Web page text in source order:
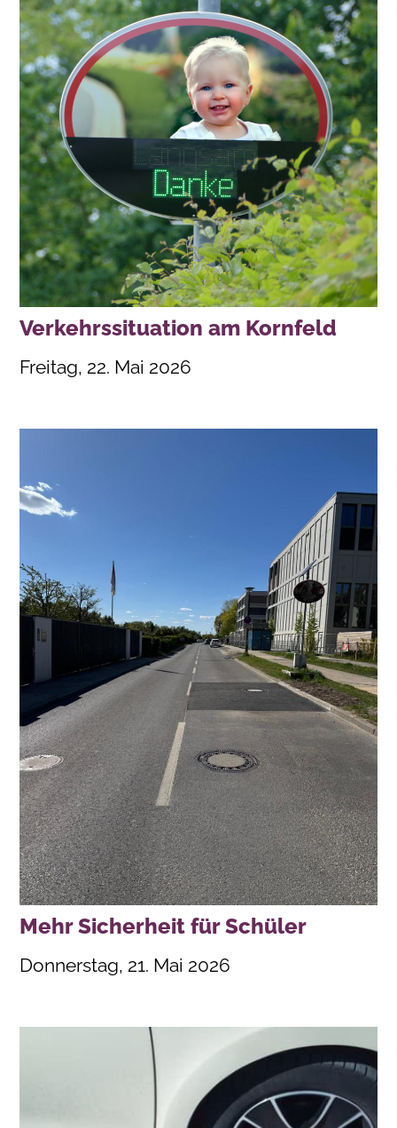
Verkehrssituation am Kornfeld
Freitag, 22. Mai 2026
Mehr Sicherheit für Schüler
Donnerstag, 21. Mai 2026